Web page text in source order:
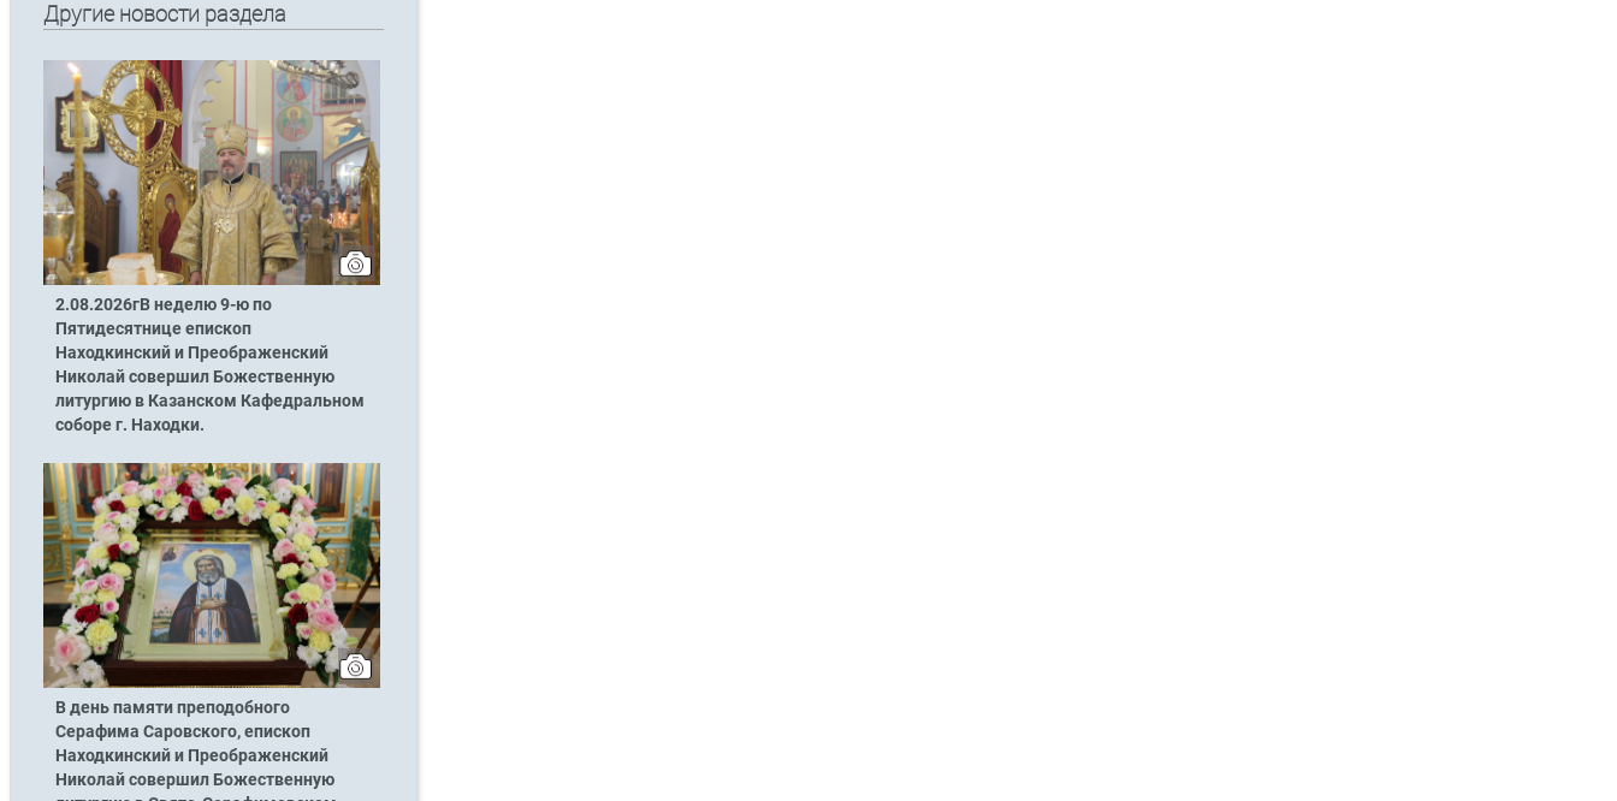
Другие новости раздела
2.08.2026гВ неделю 9-ю по
Пятидесятнице епископ
Находкинский и Преображенский
Николай совершил Божественную
литургию в Казанском Кафедральном
соборе г. Находки.
В день памяти преподобного
Серафима Саровского, епископ
Находкинский и Преображенский
Николай совершил Божественную